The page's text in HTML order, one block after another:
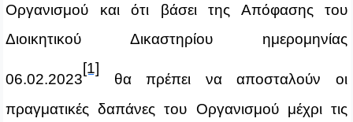
Οργανισμού και ότι βάσει της Απόφασης του
Διοικητικού Δικαστηρίου ημερομηνίας
06.02.2023
[1]
θα πρέπει να αποσταλούν οι
πραγματικές δαπάνες του Οργανισμού μέχρι τις